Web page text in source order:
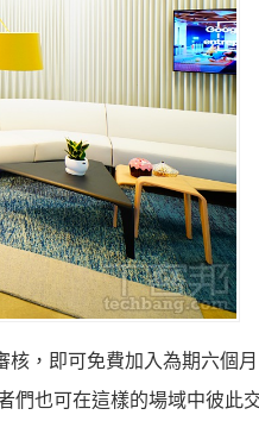
核，即可免費加入為期六個
們也可在這樣的場域中彼此